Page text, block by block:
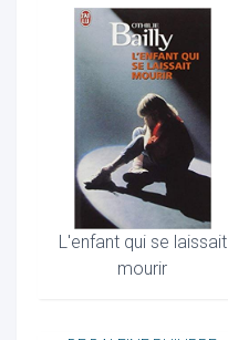
L'enfant qui se laissait
mourir